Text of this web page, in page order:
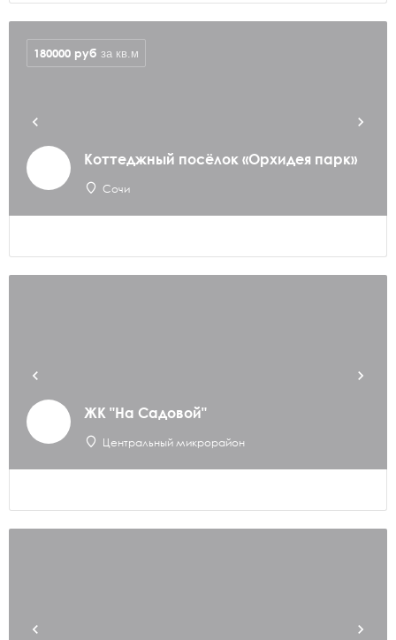
Коттеджный посёлок «Орхидея парк»
Сочи
180000 руб за кв.м
ЖК "На Садовой"
Центральный микрорайон